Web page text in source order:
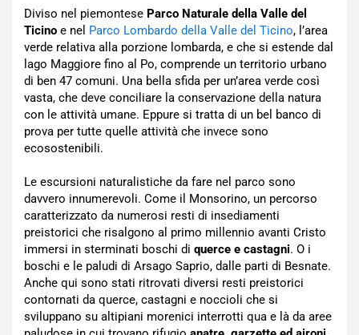
Diviso nel piemontese Parco Naturale della Valle del
Ticino e nel Parco Lombardo della Valle del Ticino, l’area
verde relativa alla porzione lombarda, e che si estende dal
lago Maggiore fino al Po, comprende un territorio urbano
di ben 47 comuni. Una bella sfida per un’area verde così
vasta, che deve conciliare la conservazione della natura
con le attività umane. Eppure si tratta di un bel banco di
prova per tutte quelle attività che invece sono
ecosostenibili.
Le escursioni naturalistiche da fare nel parco sono
davvero innumerevoli. Come il Monsorino, un percorso
caratterizzato da numerosi resti di insediamenti
preistorici che risalgono al primo millennio avanti Cristo
immersi in sterminati boschi di querce e castagni. O i
boschi e le paludi di Arsago Saprio, dalle parti di Besnate.
Anche qui sono stati ritrovati diversi resti preistorici
contornati da querce, castagni e noccioli che si
sviluppano su altipiani morenici interrotti qua e là da aree